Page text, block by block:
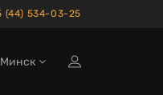
(44) 534-03-25
Минск